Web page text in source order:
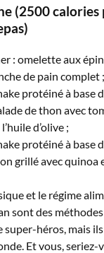
(2500
: omelette aux
de pain complet ;
protéiné à base
de thon avec
d’olive ;
protéiné à base
grillé avec quinoa
et le régime
sont des
héros, mais
Et vous,